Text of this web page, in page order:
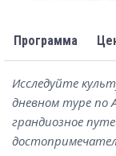
Программа
Исследуйте
дневном туре по
грандиозное